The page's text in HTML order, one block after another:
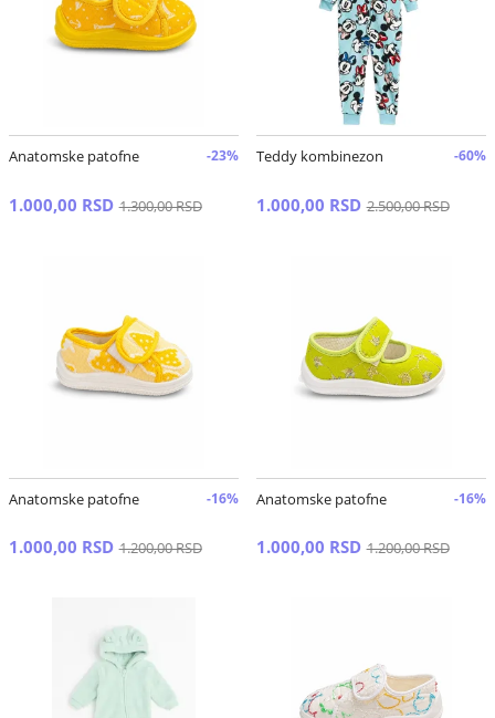
Anatomske patofne -23%
1.000,00 RSD 1.300,00 RSD
Teddy kombinezon -60%
1.000,00 RSD 2.500,00 RSD
Anatomske patofne -16%
1.000,00 RSD 1.200,00 RSD
Anatomske patofne -16%
1.000,00 RSD 1.200,00 RSD